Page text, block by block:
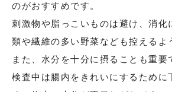
のがおすすめです。
刺激物や脂っこいものは避け、消化
類や繊維の多い野菜なども控えるよ
また、水分を十分に摂ることも重要
検査中は腸内をきれいにするために